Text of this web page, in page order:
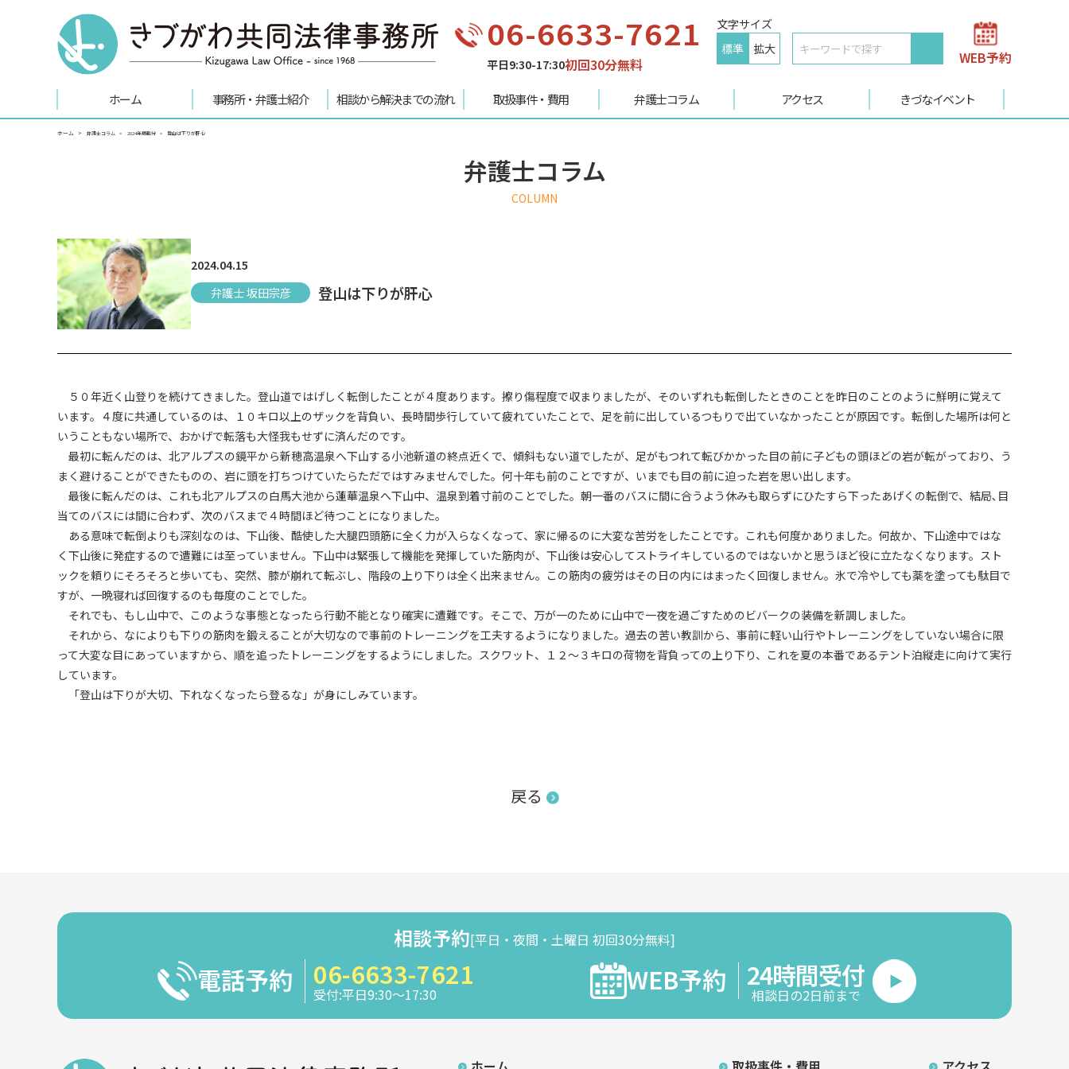
06-6633-7621
平日9:30-17:30初回30分無料
文字サイズ
標準
拡大 WEB予約
ホーム 事務所・弁護士紹介 相談から解決までの流れ 取扱事件・費用 弁護士コラム アクセス きづなイベント
ホーム 弁護士コラム 2024年掲載分 登山は下りが肝心
弁護士コラム
COLUMN
2024.04.15
弁護士 坂田宗彦
登山は下りが肝心
５０年近く山登りを続けてきました。登山道ではげしく転倒したことが４度あります。擦り傷程度で収まりましたが、そのいずれも転倒したときのことを昨日のことのように鮮明に覚えて
います。４度に共通しているのは、１０キロ以上のザックを背負い、長時間歩行していて疲れていたことで、足を前に出しているつもりで出ていなかったことが原因です。転倒した場所は何と
いうこともない場所で、おかげで転落も大怪我もせずに済んだのです。
最初に転んだのは、北アルプスの鏡平から新穂高温泉へ下山する小池新道の終点近くで、傾斜もない道でしたが、足がもつれて転びかかった目の前に子どもの頭ほどの岩が転がっており、う
まく避けることができたものの、岩に頭を打ちつけていたらただではすみませんでした。何十年も前のことですが、いまでも目の前に迫った岩を思い出します。
最後に転んだのは、これも北アルプスの白馬大池から蓮華温泉へ下山中、温泉到着寸前のことでした。朝一番のバスに間に合うよう休みも取らずにひたすら下ったあげくの転倒で、結局､目
当てのバスには間に合わず、次のバスまで４時間ほど待つことになりました。
ある意味で転倒よりも深刻なのは、下山後、酷使した大腿四頭筋に全く力が入らなくなって、家に帰るのに大変な苦労をしたことです。これも何度かありました。何故か、下山途中ではな
く下山後に発症するので遭難には至っていません。下山中は緊張して機能を発揮していた筋肉が、下山後は安心してストライキしているのではないかと思うほど役に立たなくなります。スト
ックを頼りにそろそろと歩いても、突然、膝が崩れて転ぶし、階段の上り下りは全く出来ません。この筋肉の疲労はその日の内にはまったく回復しません。氷で冷やしても薬を塗っても駄目で
すが、一晩寝れば回復するのも毎度のことでした。
それでも、もし山中で、このような事態となったら行動不能となり確実に遭難です。そこで、万が一のために山中で一夜を過ごすためのビバークの装備を新調しました。
それから、なによりも下りの筋肉を鍛えることが大切なので事前のトレーニングを工夫するようになりました。過去の苦い教訓から、事前に軽い山行やトレーニングをしていない場合に限
って大変な目にあっていますから、順を追ったトレーニングをするようにしました。スクワット、１２～３キロの荷物を背負っての上り下り、これを夏の本番であるテント泊縦走に向けて実行
しています。
「登山は下りが大切、下れなくなったら登るな」が身にしみています。
戻る
相談予約[平日・夜間・土曜日 初回30分無料]
電話予約 06-6633-7621
受付:平日9:30～17:30 WEB予約 24時間受付
相談日の2日前まで